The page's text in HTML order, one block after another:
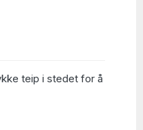
teip i stedet for å